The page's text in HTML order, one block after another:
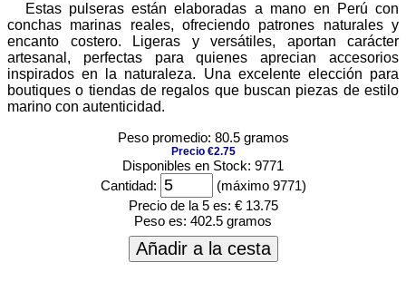
Estas pulseras están elaboradas a mano en Perú con
conchas marinas reales, ofreciendo patrones naturales y
encanto costero. Ligeras y versátiles, aportan carácter
artesanal, perfectas para quienes aprecian accesorios
inspirados en la naturaleza. Una excelente elección para
boutiques o tiendas de regalos que buscan piezas de estilo
marino con autenticidad.
Peso promedio: 80.5 gramos
Precio €2.75
Disponibles en Stock: 9771
Cantidad:
(máximo 9771)
Precio de la 5 es: € 13.75
Peso es: 402.5 gramos
Añadir a la cesta